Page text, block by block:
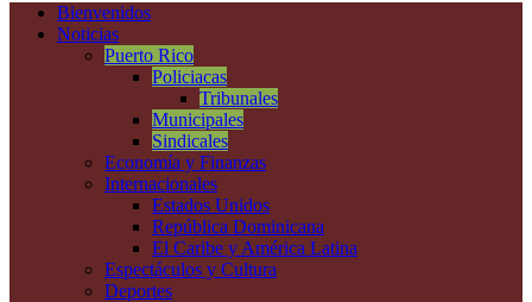
Bienvenidos
Noticias
Puerto Rico
Policiacas
Tribunales
Municipales
Sindicales
Economía y Finanzas
Internacionales
Estados Unidos
República Dominicana
El Caribe y América Latina
Espectáculos y Cultura
Deportes